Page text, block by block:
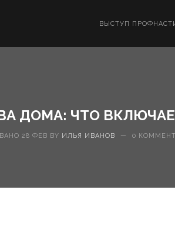
ВЫСТУП
ДОМА: ЧТО
28 ФЕВ BY ИЛЬЯ ИВАНОВ — 0